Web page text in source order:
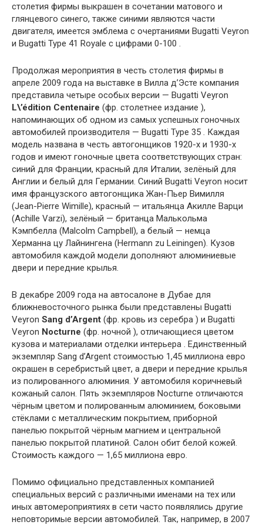
столетия фирмы выкрашен в сочетании матового и
глянцевого синего, также синими являются части
двигателя, имеется эмблема с очертаниями Bugatti Veyron
и Bugatti Type 41 Royale с цифрами 0-100 .
Продолжая мероприятия в честь столетия фирмы в
апреле 2009 года на выставке в Вилла д’Эсте компания
представила четыре особых версии — Bugatti Veyron
L\’édition Centenaire (фр. столетнее издание ),
напоминающих об одном из самых успешных гоночных
автомобилей производителя — Bugatti Type 35 . Каждая
модель названа в честь автогонщиков 1920-х и 1930-х
годов и имеют гоночные цвета соответствующих стран:
синий для Франции, красный для Италии, зелёный для
Англии и белый для Германии. Синий Bugatti Veyron носит
имя французского автогонщика Жан-Пьер Вимилля
(Jean-Pierre Wimille), красный — итальянца Акилле Варци
(Achille Varzi), зелёный — британца Малькольма
Кэмпбелла (Malcolm Campbell), а белый — немца
Херманна цу Лайнингена (Hermann zu Leiningen). Кузов
автомобиля каждой модели дополняют алюминиевые
двери и передние крылья.
В декабре 2009 года на автосалоне в Дубае для
ближневосточного рынка были представлены Bugatti
Veyron Sang d’Argent (фр. кровь из серебра ) и Bugatti
Veyron Nocturne (фр. ночной ), отличающиеся цветом
кузова и материалами отделки интерьера . Единственный
экземпляр Sang d’Argent стоимостью 1,45 миллиона евро
окрашен в серебристый цвет, а двери и передние крылья
из полированного алюминия. У автомобиля коричневый
кожаный салон. Пять экземпляров Nocturne отличаются
чёрным цветом и полированным алюминием, боковыми
стёклами с металлическим покрытием, приборной
панелью покрытой чёрным магнием и центральной
панелью покрытой платиной. Салон обит белой кожей.
Стоимость каждого — 1,65 миллиона евро.
Помимо официально представленных компанией
специальных версий с различными именами на тех или
иных автомероприятиях в сети часто появлялись другие
неповторимые версии автомобилей. Так, например, в 2007